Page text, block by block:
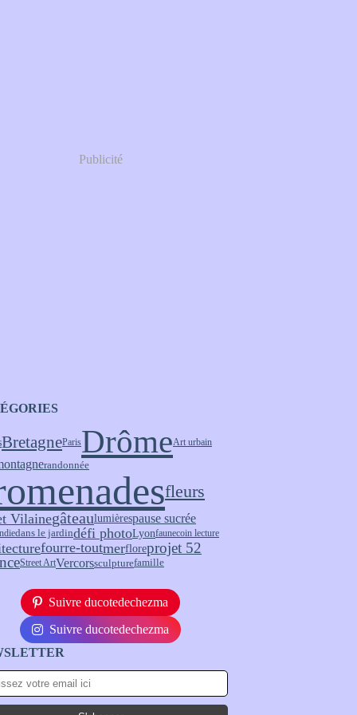
Publicité
BretagneParisDrômeArt urbain
randonnée
fleurs
Vilainegâteaulumièrespause sucrée
dans le jardindéfi photoLyonfaunecoin lecture
fourre-toutmerfloreprojet 52
Street ArtVercorssculpturefamille
Suivre ducotedechezma
Suivre ducotedechezma